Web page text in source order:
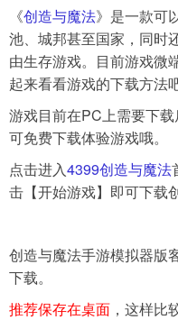
《创造与魔法》是一款可
池、城邦甚至国家，同时
由生存游戏。目前游戏微
起来看看游戏的下载方法吧
游戏目前在PC上需要下
可免费下载体验游戏哦。
点击进入4399创造与魔法
击【开始游戏】即可下载
创造与魔法手游模拟器版
下载。
推荐保存在桌面 ，这样比